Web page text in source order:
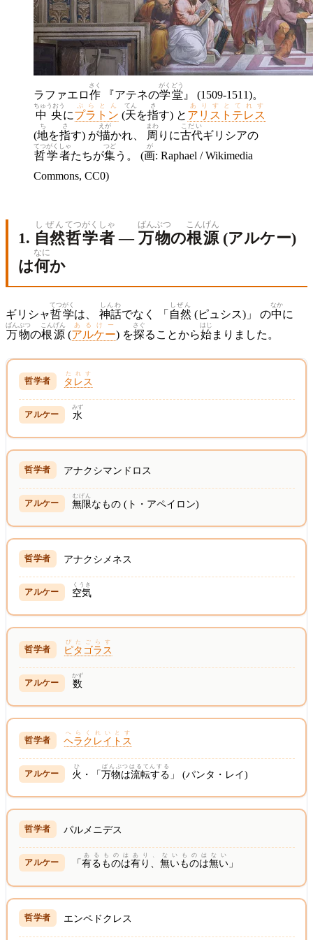
ラファエロ作
さく
『アテネの学堂
がくどう
』 (1509-1511)。
中央
ちゅうおう
にプラトン
ぷらとん
(天
てん
を指
さ
す) と アリストテレス
ありすとてれす
(地
ち
を指
さ
す) が描
えが
かれ、 周
まわ
りに古代
こだい
ギリシアの
哲学
てつがく
者
しゃ
たちが集
つど
う。 (画
が
: Raphael / Wikimedia
Commons, CC0)
1. 自然
しぜん
哲学
てつがく
者
しゃ
— 万物
ばんぶつ
の根源
こんげん
(アルケー)
は何
なに
か
ギリシャ哲学
てつがく
は、 神話
しんわ
でなく 「 自然
しぜん
(ピュシス)」 の中
なか
に
万物
ばんぶつ
の根源
こんげん
(アルケー
あるけー
) を探
さぐ
ることから始
はじ
まりました。
タレス
たれす
水
みず
アナクシマンドロス
無限
むげん
なもの (ト・アペイロン)
アナクシメネス
空気
くうき
ピタゴラス
ぴたごらす
数
かず
ヘラクレイトス
へらくれいとす
火
ひ
・「万物は流転する
ばんぶつはるてんする
」 (パンタ・レイ)
パルメニデス
「有るものは有り、無いものは無い
あるものはあり、ないものはない
」
エンペドクレス